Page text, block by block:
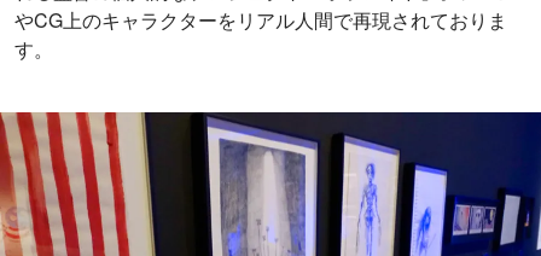
ティム・バートン作品はキャッチーなキャラクターが多い
だけに物販もお楽しみのひとつ。日本オリジナルのお土産
「渦巻きかりんと」（600円）や、オリジナルTシャツ（27
00円）、ハンドタオル（1000円）、マスキングテープ（50
0円）など散財必至です。